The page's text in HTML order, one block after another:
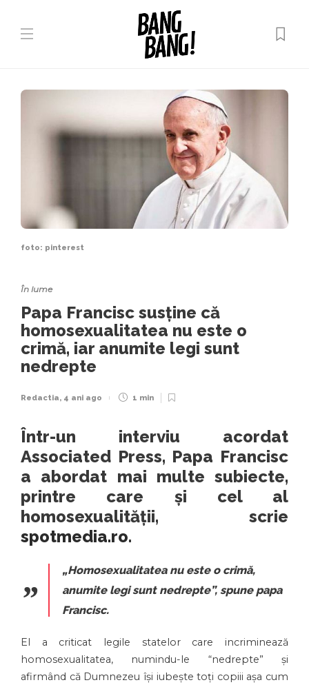
foto: pinterest
În lume
Papa Francisc susține că
homosexualitatea nu este o
crimă, iar anumite legi sunt
nedrepte
Redactia, 4 ani ago 1 min
Într-un interviu acordat
Associated Press, Papa Francisc
a abordat mai multe subiecte,
printre care și cel al
homosexualității, scrie
spotmedia.ro.
„Homosexualitatea nu este o crimă,
anumite legi sunt nedrepte”, spune papa
Francisc.
El a criticat legile statelor care incriminează
homosexualitatea, numindu-le “nedrepte” și
afirmând că Dumnezeu își iubește toți copiii așa cum